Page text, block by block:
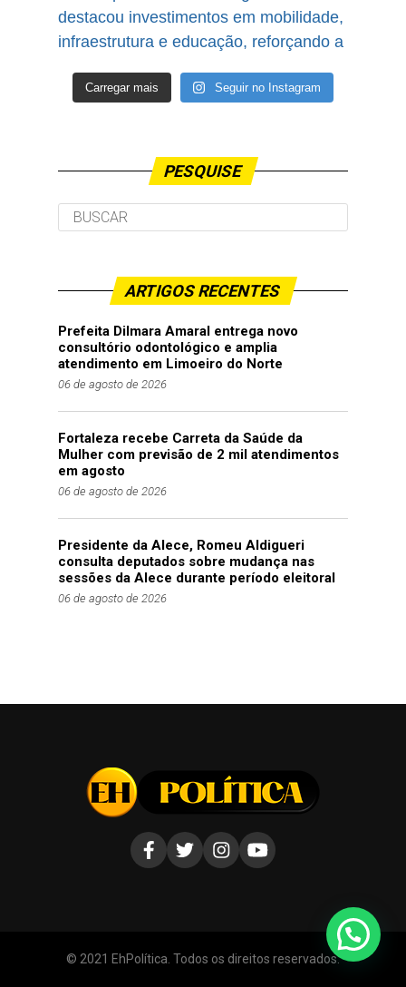
Carregar mais Seguir no Instagram
PESQUISE
ARTIGOS RECENTES
Prefeita Dilmara Amaral entrega novo
consultório odontológico e amplia
atendimento em Limoeiro do Norte
06 de agosto de 2026
Fortaleza recebe Carreta da Saúde da
Mulher com previsão de 2 mil atendimentos
em agosto
06 de agosto de 2026
Presidente da Alece, Romeu Aldigueri
consulta deputados sobre mudança nas
sessões da Alece durante período eleitoral
06 de agosto de 2026
© 2021 EhPolítica. Todos os direitos reservados.